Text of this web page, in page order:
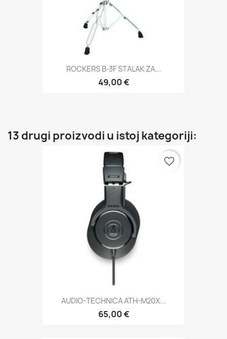
ROCKERS B-3F STALAK ZA...
49,00 €
13 drugi proizvodi u istoj kategoriji:
AUDIO-TECHNICA ATH-M20X...
65,00 €
favorite_border